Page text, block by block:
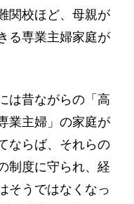
関校ほど、母親が
る専業主婦家庭が
は昔ながらの「高
業主婦」の家庭が
ならば、それらの
制度に守られ、経
そうではなくなっ